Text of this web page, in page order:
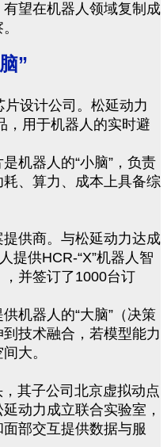
望在机器人领域复制成
”
设计公司。松延动力
，用于机器人的实时避
机器人的“小脑”，负责
、算力、成本上具备综
供商。与松延动力达成
提供HCR-“X”机器人智
并签订了1000台订
机器人的“大脑”（决策
技术融合，若模型能力
大。
其子公司北京虚拟动点
动力成立联合实验室，
部交互提供数据与服